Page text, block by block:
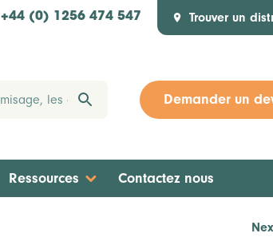
+44 (0) 1256 474 547 Trouver un
Demander un
Ressources Contactez nous